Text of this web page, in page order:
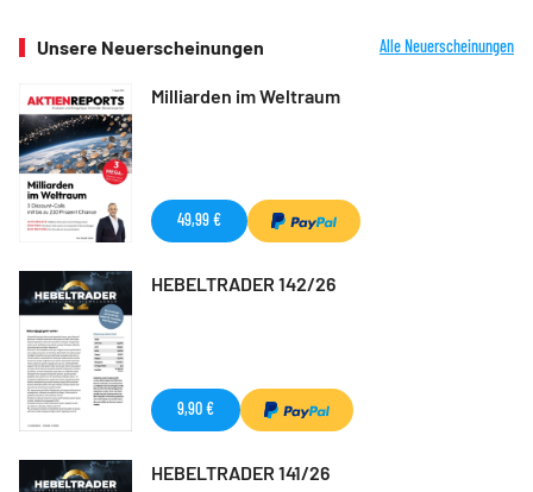
Unsere Neuerscheinungen Alle Neuerscheinungen
Milliarden im Weltraum
49,99 €
HEBELTRADER 142/26
9,90 €
HEBELTRADER 141/26